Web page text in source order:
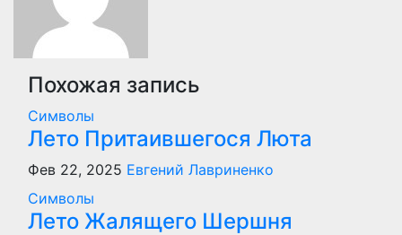
Похожая запись
Символы
Лето Притаившегося Люта
Фев 22, 2025 Евгений Лавриненко
Символы
Лето Жалящего Шершня